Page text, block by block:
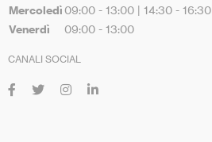
Mercoledì 09:00 - 13:00 | 14:30 - 16:30
Venerdì 09:00 - 13:00
CANALI SOCIAL